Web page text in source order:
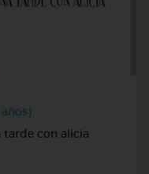
tarde con alicia